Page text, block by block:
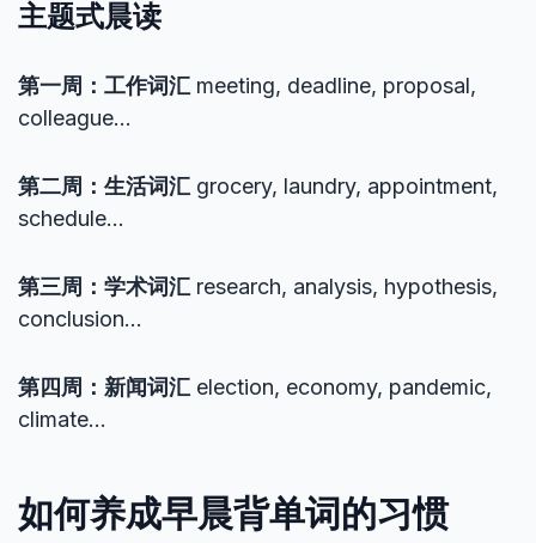
主题式晨读
第一周：工作词汇 meeting, deadline, proposal,
colleague…
第二周：生活词汇 grocery, laundry, appointment,
schedule…
第三周：学术词汇 research, analysis, hypothesis,
conclusion…
第四周：新闻词汇 election, economy, pandemic,
climate…
如何养成早晨背单词的习惯